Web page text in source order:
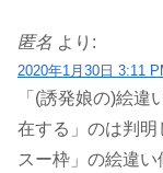
匿名 より:
2020年1月30日 3:11
「(誘発娘の)絵
在する」のは判
スー枠」の絵違